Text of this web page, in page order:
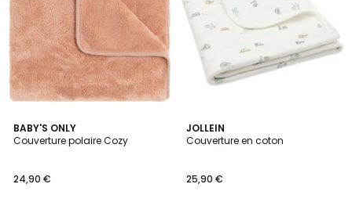
BABY'S ONLY
Couverture polaire Cozy
24,90 €
JOLLEIN
Couverture en coton
25,90 €